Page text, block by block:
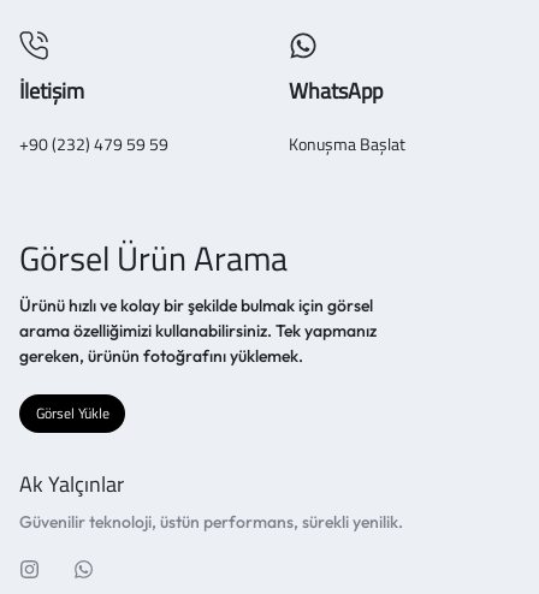
İletişim
+90 (232) 479 59 59
WhatsApp
Konuşma Başlat
Görsel Ürün Arama
Ürünü hızlı ve kolay bir şekilde bulmak için görsel
arama özelliğimizi kullanabilirsiniz. Tek yapmanız
gereken, ürünün fotoğrafını yüklemek.
Görsel Yükle
Ak Yalçınlar
Güvenilir teknoloji, üstün performans, sürekli yenilik.